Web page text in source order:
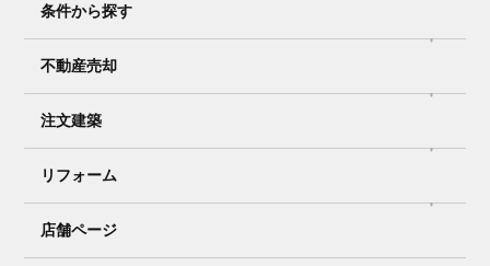
条件から探す
不動産売却
注文建築
リフォーム
店舗ページ